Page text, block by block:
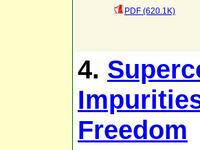
PDF (620.1K)
4.
Freedom